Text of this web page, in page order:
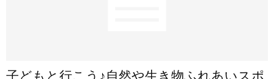
子どもと行こう♪自然や生き物ふれあいスポ